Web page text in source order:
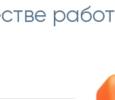
работ